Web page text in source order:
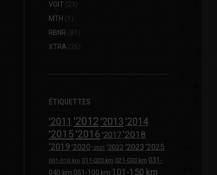
VOIT (23)
MTH (1)
RBNR (81)
XTRA (26)
ÉTIQUETTES
'2011 '2012 '2013 '2014
'2015 '2016 '2017 '2018
'2019 '2020 '2021 '2022 '2023 '2025
001-010 km 011-020 km 021-030 km 031-
040 km 051-100 km 101-150 km